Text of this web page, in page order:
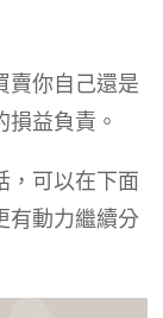
賣你自己還是
益負責。
，可以在下面
有動力繼續分